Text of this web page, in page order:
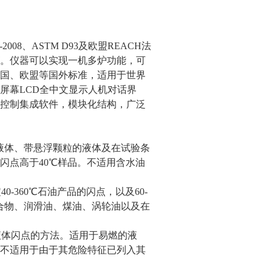
、ASTM D93及欧盟REACH法
仪器可以实现一机多炉功能，可
、欧盟等国外标准，适用于世界
幕LCD全中文显示人机对话界
制集成软件，模块化结构，广泛
体、带悬浮颗粒的液体及在试验条
点高于40℃样品。不适用含水油
360℃石油产品的闪点，以及60-
、润滑油、煤油、涡轮油以及在
闪点的方法。适用于易燃的液
适用于由于其危险特征已列入其